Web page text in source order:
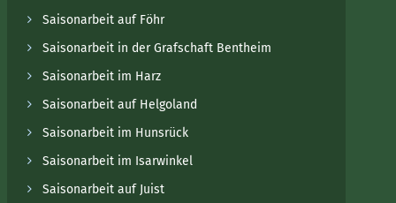
Saisonarbeit auf Föhr
Saisonarbeit in der Grafschaft Bentheim
Saisonarbeit im Harz
Saisonarbeit auf Helgoland
Saisonarbeit im Hunsrück
Saisonarbeit im Isarwinkel
Saisonarbeit auf Juist